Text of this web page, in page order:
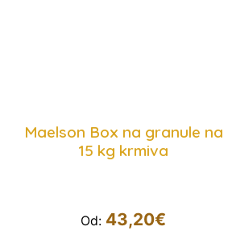
Maelson Box na granule na
15 kg krmiva
Od: 43,20€